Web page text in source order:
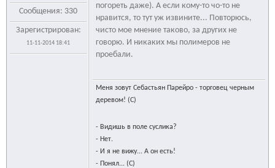
Сообщения: 330
Зарегистрирован:
11-11-2014 18:41
погореть даже). А если кому-то чо-то не
нравится, то тут уж извините... Повторюсь,
чисто мое мнение таково, за других не
говорю. И никаких мы полимеров не
проебали.
Меня зовут Себастьян Парейро - торговец черным
деревом! (С)
- Видишь в поле суслика?
- Нет.
- И я не вижу... А он есть!
- Понял... (С)